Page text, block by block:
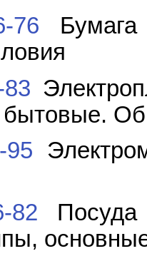
76 Бумага
82 Посуда